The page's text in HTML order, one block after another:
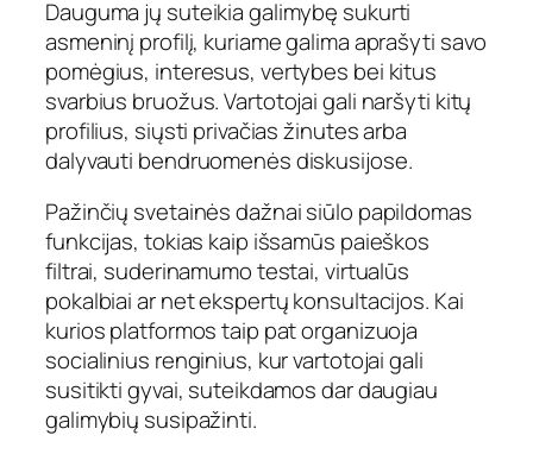
Dauguma jų suteikia galimybę sukurti
asmeninį profilį, kuriame galima aprašyti savo
pomėgius, interesus, vertybes bei kitus
svarbius bruožus. Vartotojai gali naršyti kitų
profilius, siųsti privačias žinutes arba
dalyvauti bendruomenės diskusijose.
Pažinčių svetainės dažnai siūlo papildomas
funkcijas, tokias kaip išsamūs paieškos
filtrai, suderinamumo testai, virtualūs
pokalbiai ar net ekspertų konsultacijos. Kai
kurios platformos taip pat organizuoja
socialinius renginius, kur vartotojai gali
susitikti gyvai, suteikdamos dar daugiau
galimybių susipažinti.